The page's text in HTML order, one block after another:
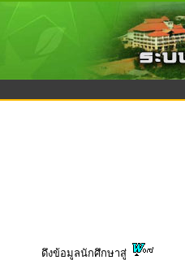
ดึงข้อมูลนักศึกษาสู่